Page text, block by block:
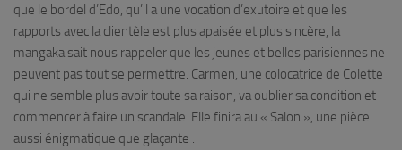
que le bordel d’Edo, qu’il a une vocation d’exutoire et que les
rapports avec la clientèle est plus apaisée et plus sincère, la
mangaka sait nous rappeler que les jeunes et belles parisiennes ne
peuvent pas tout se permettre. Carmen, une colocatrice de Colette
qui ne semble plus avoir toute sa raison, va oublier sa condition et
commencer à faire un scandale. Elle finira au « Salon », une pièce
aussi énigmatique que glaçante :